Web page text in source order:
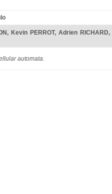
, Kevin PERROT, Adrien RICHARD,
automata.